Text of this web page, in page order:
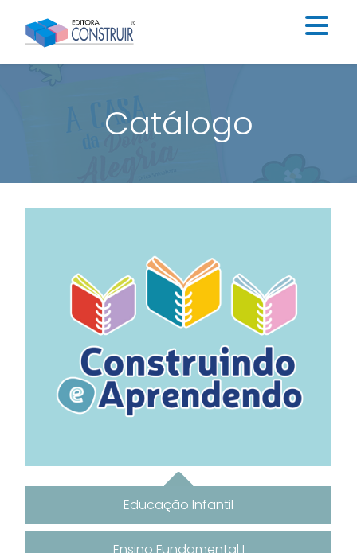
Institucional
Educação Infantil
Ensino Fundamental I
Blog
Contato
Catálogo
Educação Infantil